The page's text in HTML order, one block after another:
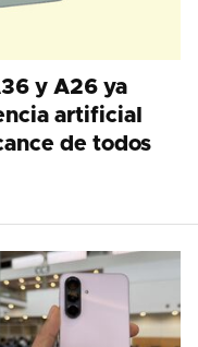
y A26 ya
artificial
de todos